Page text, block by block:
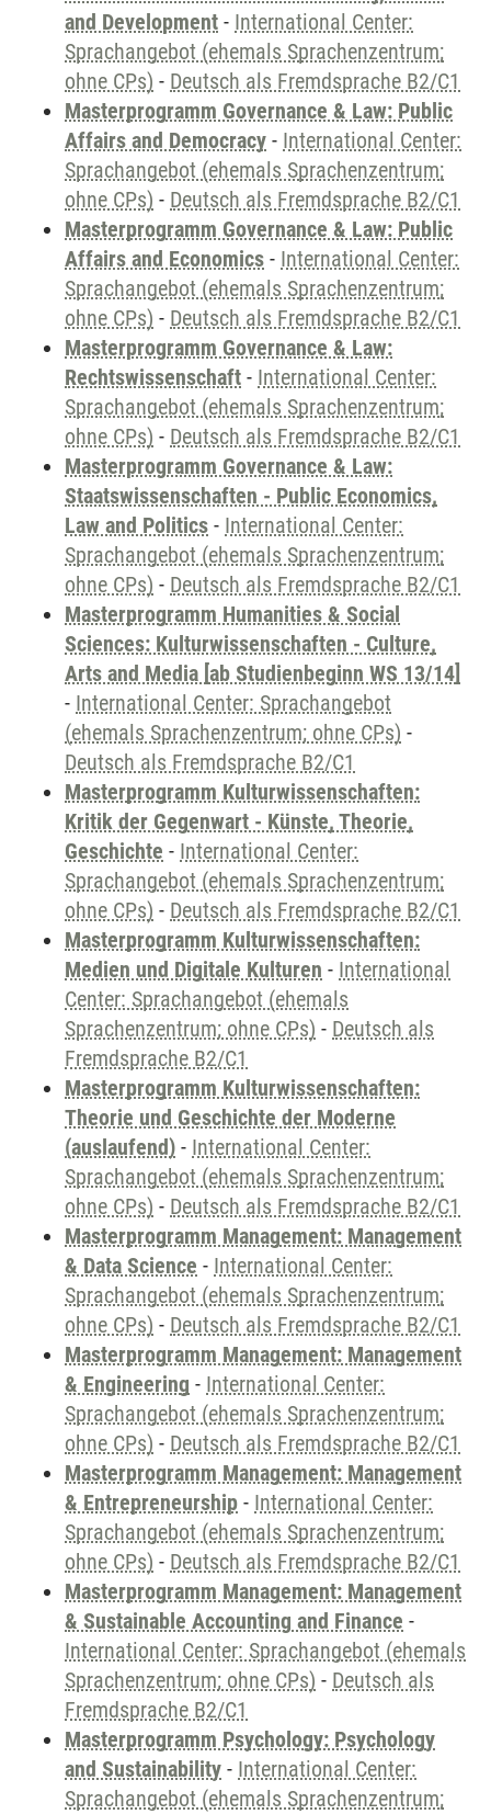
and Development - International Center:
Sprachangebot (ehemals Sprachenzentrum;
ohne CPs) - Deutsch als Fremdsprache B2/C1
Masterprogramm Governance & Law: Public
Affairs and Democracy - International Center:
Sprachangebot (ehemals Sprachenzentrum;
ohne CPs) - Deutsch als Fremdsprache B2/C1
Masterprogramm Governance & Law: Public
Affairs and Economics - International Center:
Sprachangebot (ehemals Sprachenzentrum;
ohne CPs) - Deutsch als Fremdsprache B2/C1
Masterprogramm Governance & Law:
Rechtswissenschaft - International Center:
Sprachangebot (ehemals Sprachenzentrum;
ohne CPs) - Deutsch als Fremdsprache B2/C1
Masterprogramm Governance & Law:
Staatswissenschaften - Public Economics,
Law and Politics - International Center:
Sprachangebot (ehemals Sprachenzentrum;
ohne CPs) - Deutsch als Fremdsprache B2/C1
Masterprogramm Humanities & Social
Sciences: Kulturwissenschaften - Culture,
Arts and Media [ab Studienbeginn WS 13/14]
- International Center: Sprachangebot
(ehemals Sprachenzentrum; ohne CPs) -
Deutsch als Fremdsprache B2/C1
Masterprogramm Kulturwissenschaften:
Kritik der Gegenwart - Künste, Theorie,
Geschichte - International Center:
Sprachangebot (ehemals Sprachenzentrum;
ohne CPs) - Deutsch als Fremdsprache B2/C1
Masterprogramm Kulturwissenschaften:
Medien und Digitale Kulturen - International
Center: Sprachangebot (ehemals
Sprachenzentrum; ohne CPs) - Deutsch als
Fremdsprache B2/C1
Masterprogramm Kulturwissenschaften:
Theorie und Geschichte der Moderne
(auslaufend) - International Center:
Sprachangebot (ehemals Sprachenzentrum;
ohne CPs) - Deutsch als Fremdsprache B2/C1
Masterprogramm Management: Management
& Data Science - International Center:
Sprachangebot (ehemals Sprachenzentrum;
ohne CPs) - Deutsch als Fremdsprache B2/C1
Masterprogramm Management: Management
& Engineering - International Center:
Sprachangebot (ehemals Sprachenzentrum;
ohne CPs) - Deutsch als Fremdsprache B2/C1
Masterprogramm Management: Management
& Entrepreneurship - International Center:
Sprachangebot (ehemals Sprachenzentrum;
ohne CPs) - Deutsch als Fremdsprache B2/C1
Masterprogramm Management: Management
& Sustainable Accounting and Finance -
International Center: Sprachangebot (ehemals
Sprachenzentrum; ohne CPs) - Deutsch als
Fremdsprache B2/C1
Masterprogramm Psychology: Psychology
and Sustainability - International Center:
Sprachangebot (ehemals Sprachenzentrum;